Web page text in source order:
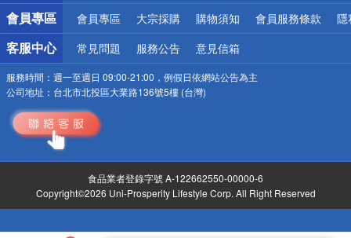
會員專區 會員專區 大宗採購 購物須知 會員服務條款 隱
客服中心 常見問題 服務公告 意見信箱
服務時間： 週一至週日 09:00-21:00，例假日依網站公告為主
公司地址： 台北市北投區大業路136號5樓 (台灣)
食品業者登錄字號 A-122662550-00000-6
Copyright©2026 Uni-Prosperity Lifestyle Corp. All Right Reserved